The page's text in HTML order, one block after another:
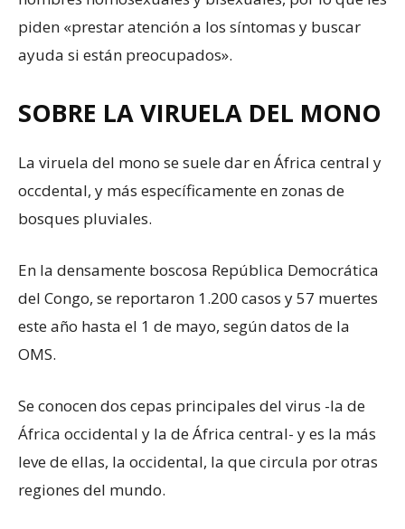
piden «prestar atención a los síntomas y buscar
ayuda si están preocupados».
SOBRE LA VIRUELA DEL MONO
La viruela del mono se suele dar en África central y
occdental, y más específicamente en zonas de
bosques pluviales.
En la densamente boscosa República Democrática
del Congo, se reportaron 1.200 casos y 57 muertes
este año hasta el 1 de mayo, según datos de la
OMS.
Se conocen dos cepas principales del virus -la de
África occidental y la de África central- y es la más
leve de ellas, la occidental, la que circula por otras
regiones del mundo.